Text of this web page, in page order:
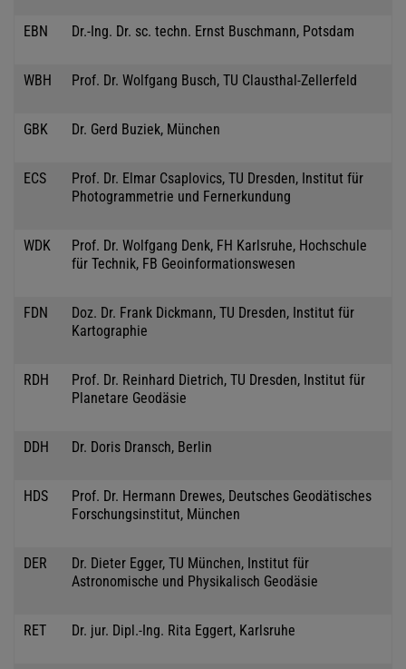
EBN Dr.-Ing. Dr. sc. techn. Ernst Buschmann, Potsdam
WBH Prof. Dr. Wolfgang Busch, TU Clausthal-Zellerfeld
GBK Dr. Gerd Buziek, München
ECS
Prof. Dr. Elmar Csaplovics, TU Dresden, Institut für
Photogrammetrie und Fernerkundung
WDK
Prof. Dr. Wolfgang Denk, FH Karlsruhe, Hochschule
für Technik, FB Geoinformationswesen
FDN
Doz. Dr. Frank Dickmann, TU Dresden, Institut für
Kartographie
RDH
Prof. Dr. Reinhard Dietrich, TU Dresden, Institut für
Planetare Geodäsie
DDH Dr. Doris Dransch, Berlin
HDS
Prof. Dr. Hermann Drewes, Deutsches Geodätisches
Forschungsinstitut, München
DER
Dr. Dieter Egger, TU München, Institut für
Astronomische und Physikalisch Geodäsie
RET Dr. jur. Dipl.-Ing. Rita Eggert, Karlsruhe